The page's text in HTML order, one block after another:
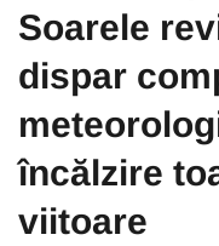
Soarele
dispar
încălzire
viitoare